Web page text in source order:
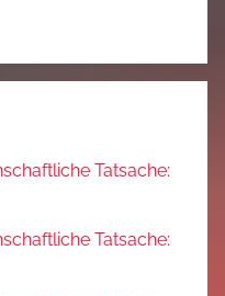
Tatsache:
Tatsache: